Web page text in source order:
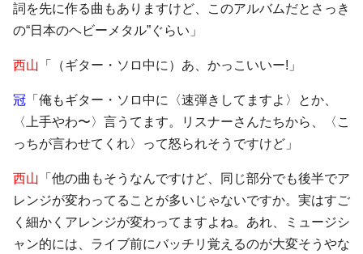
詞を先に作る曲もありますけど、このアルバムだとさっき
の“日本のヘビーメタル”ぐらい」
西山 「（ギター・ソロ中に）あ、かっこいいー!」
冠 「俺もギター・ソロ中に〈速弾きしてますよ〉とか、
〈上手やわ〜〉言うてます。リスナーさんたちから、〈こ
っちが言わせてくれ〉って怒られそうですけど」
西山 「他の曲もそうなんですけど、同じ部分でも後半でア
レンジが変わってることが多いじゃないですか。実はすご
く細かくアレンジが変わってますよね。あれ、ミュージシ
ャン的には、ライブ前にバッチリ覚えるのが大変そうやな